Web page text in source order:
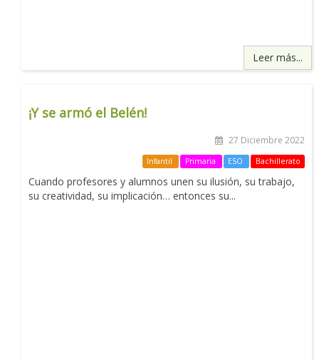
Leer más...
¡Y se armó el Belén!
27 Diciembre 2022
Infantil Primaria ESO Bachillerato
Cuando profesores y alumnos unen su ilusión, su trabajo,
su creatividad, su implicación… entonces su...